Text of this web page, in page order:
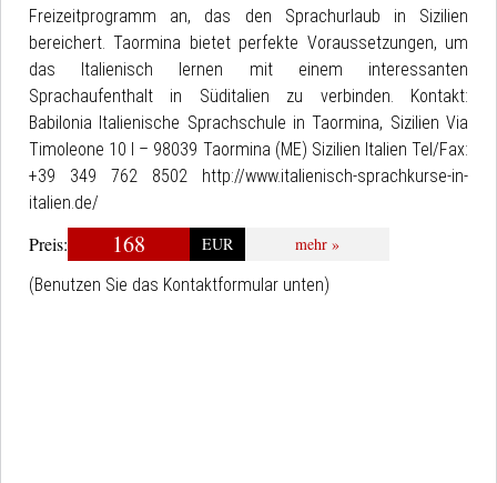
Freizeitprogramm an, das den Sprachurlaub in Sizilien
bereichert. Taormina bietet perfekte Voraussetzungen, um
das Italienisch lernen mit einem interessanten
Sprachaufenthalt in Süditalien zu verbinden. Kontakt:
Babilonia Italienische Sprachschule in Taormina, Sizilien Via
Timoleone 10 I – 98039 Taormina (ME) Sizilien Italien Tel/Fax:
+39 349 762 8502 http://www.italienisch-sprachkurse-in-
italien.de/
Preis: 168 EUR
mehr »
(Benutzen Sie das Kontaktformular unten)